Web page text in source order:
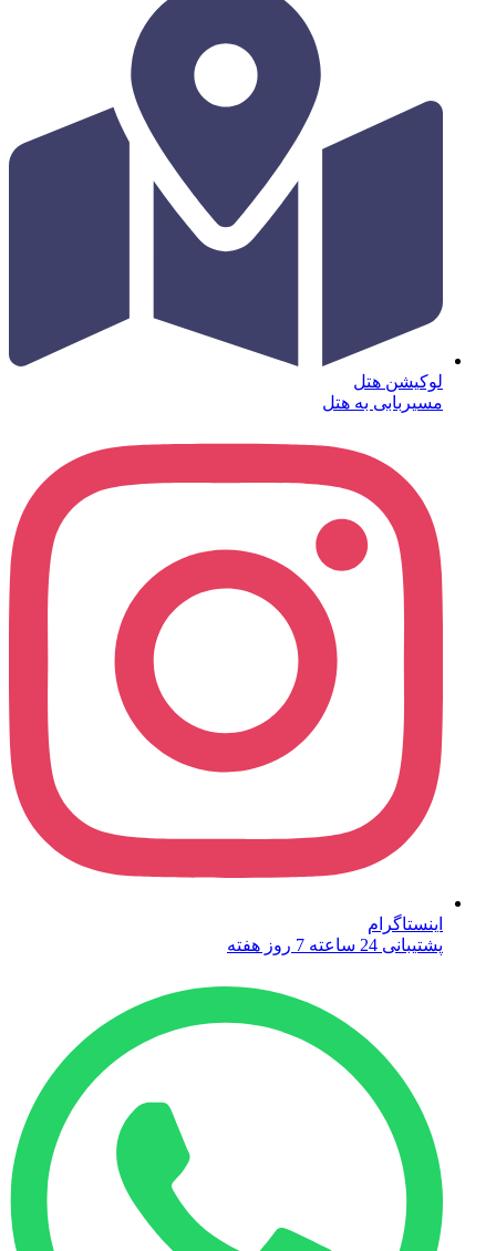
لوکیشن هتل
مسیربابی به هتل
اینستاگرام
پشتیبانی 24 ساعته 7 روز هفته